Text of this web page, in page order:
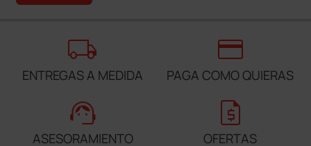
local_shipping
ENTREGAS A MEDIDA
credit_card
PAGA COMO QUIERAS
support_agent
ASESORAMIENTO
request_quote
OFERTAS